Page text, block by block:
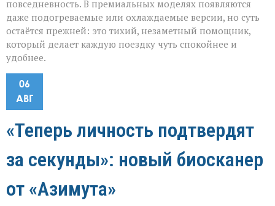
повседневность. В премиальных моделях появляются
даже подогреваемые или охлаждаемые версии, но суть
остаётся прежней: это тихий, незаметный помощник,
который делает каждую поездку чуть спокойнее и
удобнее.
06
АВГ
«Теперь личность подтвердят
за секунды»: новый биосканер
от «Азимута»